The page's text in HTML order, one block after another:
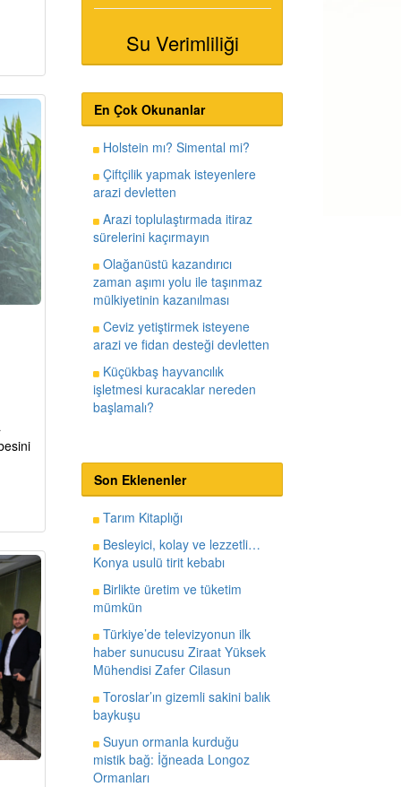
Su Verimliliği
En Çok Okunanlar
Holstein mı? Simental mi?
Çiftçilik yapmak isteyenlere
arazi devletten
Arazi toplulaştırmada itiraz
sürelerini kaçırmayın
Olağanüstü kazandırıcı
zaman aşımı yolu ile taşınmaz
mülkiyetinin kazanılması
Ceviz yetiştirmek isteyene
arazi ve fidan desteği devletten
Küçükbaş hayvancılık
işletmesi kuracaklar nereden
başlamalı?
Son Eklenenler
Tarım Kitaplığı
Besleyici, kolay ve lezzetli…
Konya usulü tirit kebabı
Birlikte üretim ve tüketim
mümkün
Türkiye’de televizyonun ilk
haber sunucusu Ziraat Yüksek
Mühendisi Zafer Cilasun
Toroslar’ın gizemli sakini balık
baykuşu
Suyun ormanla kurduğu
mistik bağ: İğneada Longoz
Ormanları